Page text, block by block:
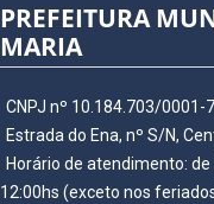
PREFEITURA
MARIA
CNPJ nº 10.184.703/0001-
Estrada do Ena, nº S/N,
Horário de atendimento:
12:00hs (exceto nos